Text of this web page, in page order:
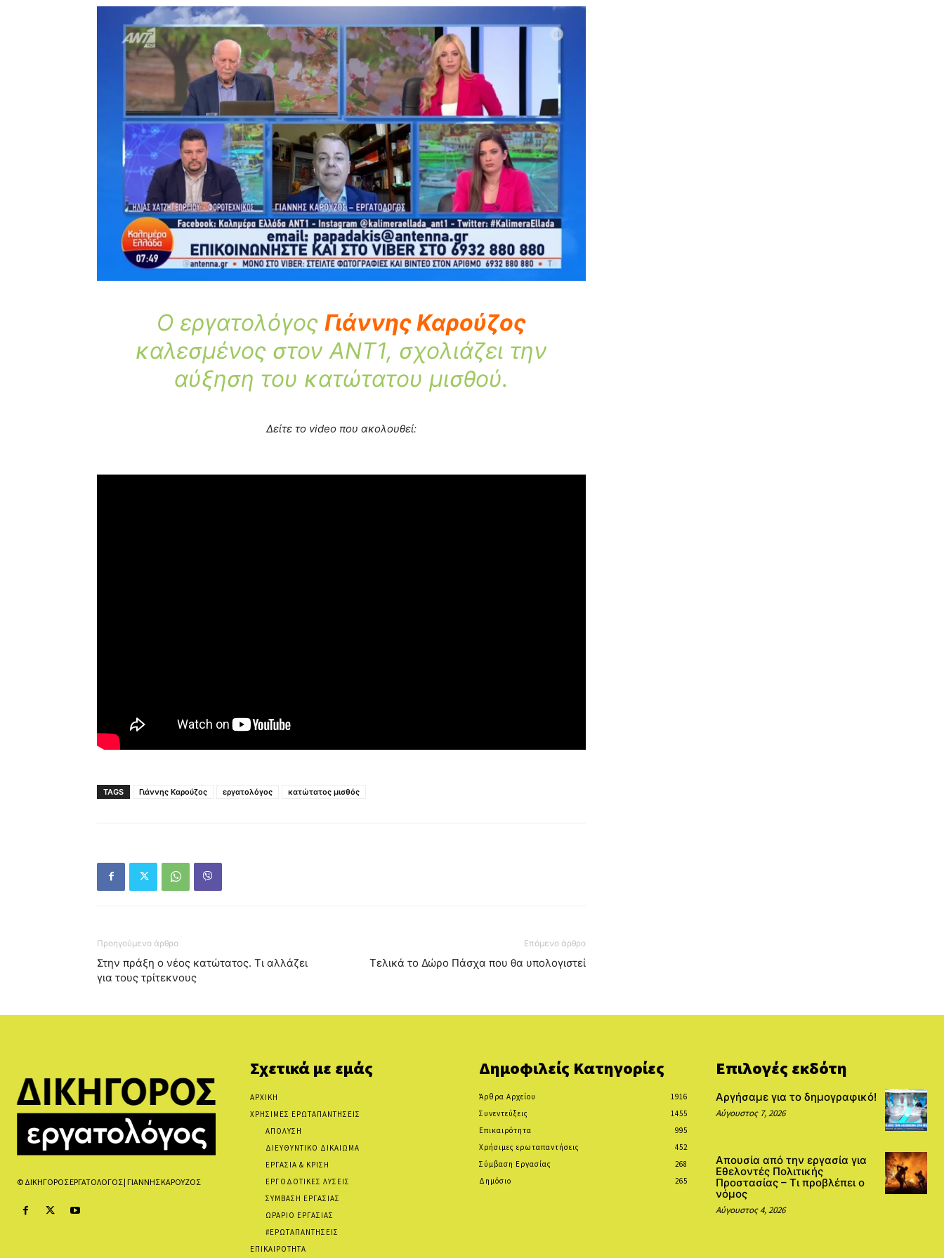
Ο εργατολόγος Γιάννης Καρούζος
καλεσμένος στον ANT1, σχολιάζει την
αύξηση του κατώτατου μισθού.
Δείτε το video που ακολουθεί:
TAGS Γιάννης Καρούζος εργατολόγος κατώτατος μισθός
Προηγούμενο άρθρο
Στην πράξη ο νέος κατώτατος. Τι αλλάζει
για τους τρίτεκνους
Επόμενο άρθρο
Τελικά το Δώρο Πάσχα που θα υπολογιστεί
© ΔΙΚΗΓΟΡΟΣ ΕΡΓΑΤΟΛΟΓΟΣ | ΓΙΑΝΝΗΣ ΚΑΡΟΥΖΟΣ
Σχετικά με εμάς
ΑΡΧΙΚΗ
ΧΡΗΣΙΜΕΣ ΕΡΩΤΑΠΑΝΤΗΣΕΙΣ
ΑΠΟΛΥΣΗ
ΔΙΕΥΘΥΝΤΙΚΟ ΔΙΚΑΙΩΜΑ
ΕΡΓΑΣΙΑ & ΚΡΙΣΗ
ΕΡΓΟΔΟΤΙΚΕΣ ΛΥΣΕΙΣ
ΣΥΜΒΑΣΗ ΕΡΓΑΣΙΑΣ
ΩΡΑΡΙΟ ΕΡΓΑΣΙΑΣ
#ΕΡΩΤΑΠΑΝΤΗΣΕΙΣ
ΕΠΙΚΑΙΡΟΤΗΤΑ
Δημοφιλείς Κατηγορίες
Άρθρα Αρχείου
1916
Συνεντεύξεις
1455
Επικαιρότητα
995
Χρήσιμες ερωταπαντήσεις
452
Σύμβαση Εργασίας
268
Δημόσιο
265
Επιλογές εκδότη
Αργήσαμε για το δημογραφικό!
Αύγουστος 7, 2026
Απουσία από την εργασία για
Εθελοντές Πολιτικής
Προστασίας – Τι προβλέπει ο
νόμος
Αύγουστος 4, 2026